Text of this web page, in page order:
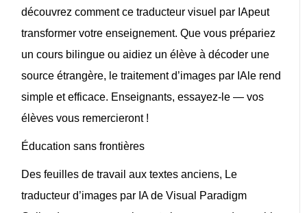
découvrez comment cetraducteur visuel par IApeut
transformer votre enseignement. Que vous prépariez
un cours bilingue ou aidiez un élève à décoder une
source étrangère, le traitement d’images par IA le rend
simple et efficace. Enseignants, essayez-le — vos
élèves vous remercieront !
Éducation sans frontières
Des feuilles de travail aux textes anciens, Le
traducteur d’images par IA de Visual Paradigm